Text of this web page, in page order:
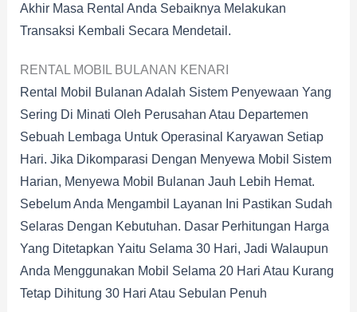
Akhir Masa Rental Anda Sebaiknya Melakukan
Transaksi Kembali Secara Mendetail.
RENTAL MOBIL BULANAN KENARI
Rental Mobil Bulanan Adalah Sistem Penyewaan Yang
Sering Di Minati Oleh Perusahan Atau Departemen
Sebuah Lembaga Untuk Operasinal Karyawan Setiap
Hari. Jika Dikomparasi Dengan Menyewa Mobil Sistem
Harian, Menyewa Mobil Bulanan Jauh Lebih Hemat.
Sebelum Anda Mengambil Layanan Ini Pastikan Sudah
Selaras Dengan Kebutuhan. Dasar Perhitungan Harga
Yang Ditetapkan Yaitu Selama 30 Hari, Jadi Walaupun
Anda Menggunakan Mobil Selama 20 Hari Atau Kurang
Tetap Dihitung 30 Hari Atau Sebulan Penuh